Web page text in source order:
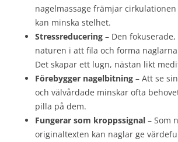
nagelmassage främjar
kan minska stelhet.
Stressreducering – Den
naturen i att fila och forma
Det skapar ett lugn, nästan likt
Förebygger nagelbitning – Att se
och välvårdade minskar ofta
pilla på dem.
Fungerar som kroppssignal – Som
originaltexten kan naglar ge